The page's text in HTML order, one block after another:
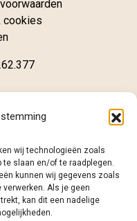
wij technologieën zoals
te slaan en/of te raadplegen.
kunnen wij gegevens zoals
Als je geen
kan dit een nadelige
cookies
98 86